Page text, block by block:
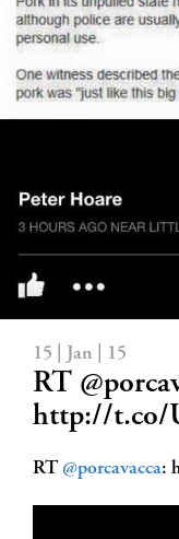
15 | Jan | 15
RT
http://t.co/
RT @porcavacca: